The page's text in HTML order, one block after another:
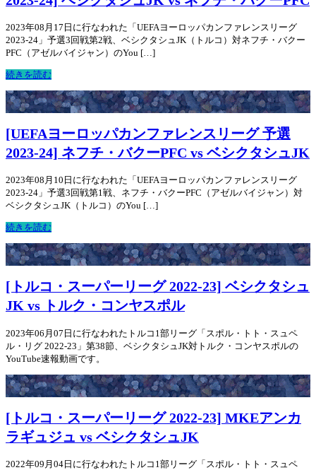
2023年08月17日に行なわれた「UEFAヨーロッパカンファレンスリーグ
2023-24」予選3回戦第2戦、ベシクタシュJK（トルコ）対ネフチ・バクー
PFC（アゼルバイジャン）のYou […]
続きを読む
[UEFAヨーロッパカンファレンスリーグ 予選
2023-24] ネフチ・バクーPFC vs ベシクタシュJK
2023年08月10日に行なわれた「UEFAヨーロッパカンファレンスリーグ
2023-24」予選3回戦第1戦、ネフチ・バクーPFC（アゼルバイジャン）対
ベシクタシュJK（トルコ）のYou […]
続きを読む
[トルコ・スーパーリーグ 2022-23] ベシクタシュ
JK vs トルク・コンヤスポル
2023年06月07日に行なわれたトルコ1部リーグ「スポル・トト・スュペ
ル・リグ 2022-23」第38節、ベシクタシュJK対トルク・コンヤスポルの
YouTube速報動画です。
[トルコ・スーパーリーグ 2022-23] MKEアンカ
ラギュジュ vs ベシクタシュJK
2022年09月04日に行なわれたトルコ1部リーグ「スポル・トト・スュペ